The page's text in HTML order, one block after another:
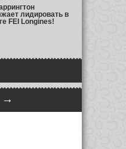
лидировать в
FEI Longines!